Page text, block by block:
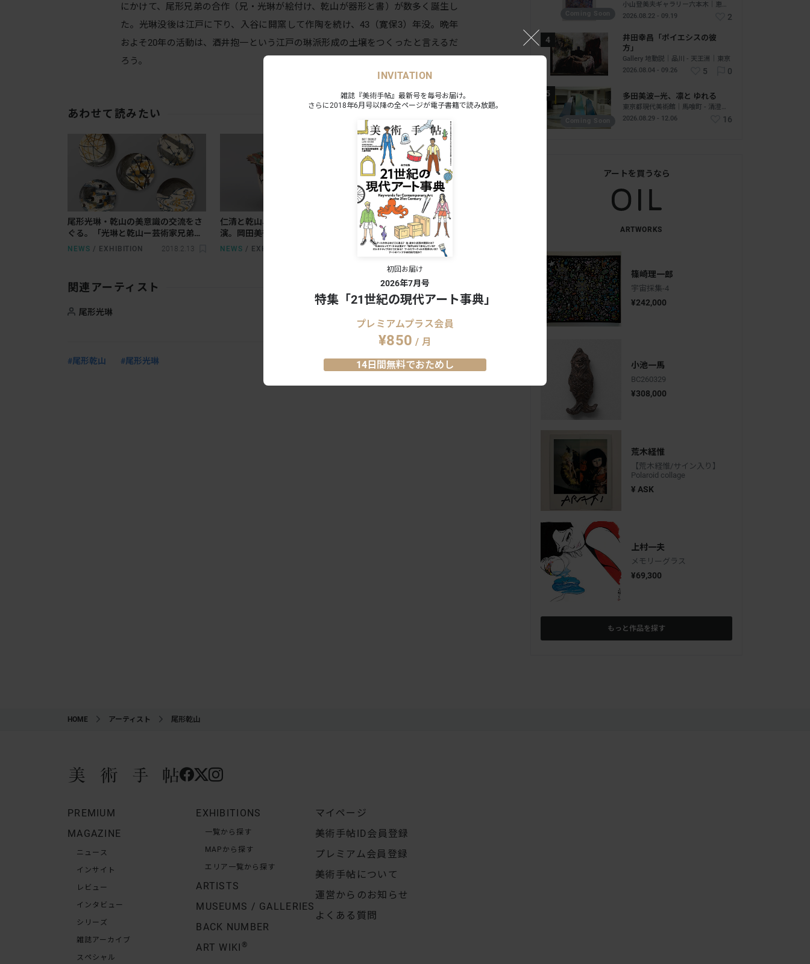
にかけて、尾形兄弟の合作（兄・光琳が絵付け、乾山が器形と書）が数多く誕生し
た。光琳没後は江戸に下り、入谷に開窯して作陶を続け、43（寛保3）年没。晩年
およそ20年の活動は、酒井抱一という江戸の琳派形成の土壌をつくったと言えるだ
ろう。
あわせて読みたい
尾形光琳・乾山の美意識の交流をさ
ぐる。「光琳と乾山ー芸術家兄弟・
響きあう美意識ー」展
NEWS / EXHIBITION 2018.2.13
仁清と乾山、京焼の二大巨匠が共
演。岡田美術館で特別展開催
NEWS / EXHIBITION
光琳・若冲・北斎らによる美の競
演。 岡田美術館が名品約450点を一
挙公開
NEWS/EXHIBITION
関連アーティスト
尾形光琳
#尾形乾山 #尾形光琳
小山登美夫ギャラリー六本木｜恵比寿 - 六本木｜東京
2026.08.22 - 09.19
2
井田幸昌「ポイエシスの彼
方」
Gallery 地動説｜品川 - 天王洲｜東京
2026.08.04 - 09.26
5 0
多田美波―光、凛と ゆれる
東京都現代美術館｜馬喰町 - 清澄白河｜東京
2026.08.29 - 12.06
16
アートを買うなら
ARTWORKS
篠崎理一郎
宇宙採集-4
¥242,000
小池一馬
BC260329
¥308,000
荒木経惟
【荒木経惟/サイン入り】
Polaroid collage
¥ ASK
上村一夫
メモリーグラス
¥69,300
もっと作品を探す
HOME アーティスト 尾形乾山
PREMIUM
MAGAZINE
ニュース
インサイト
レビュー
インタビュー
シリーズ
雑誌アーカイブ
スペシャル
EXHIBITIONS
一覧から探す
MAPから探す
エリア一覧から探す
ARTISTS
MUSEUMS / GALLERIES
BACK NUMBER
ART WIKI ®
マイページ
美術手帖ID会員登録
プレミアム会員登録
美術手帖について
運営からのお知らせ
よくある質問
INVITATION
雑誌『美術手帖』最新号を毎号お届け。
さらに2018年6月号以降の全ページが電子書籍で読み放題。
初回お届け
2026年7月号
特集「21世紀の現代アート事典」
プレミアムプラス会員
¥850 / 月
14日間無料でおためし